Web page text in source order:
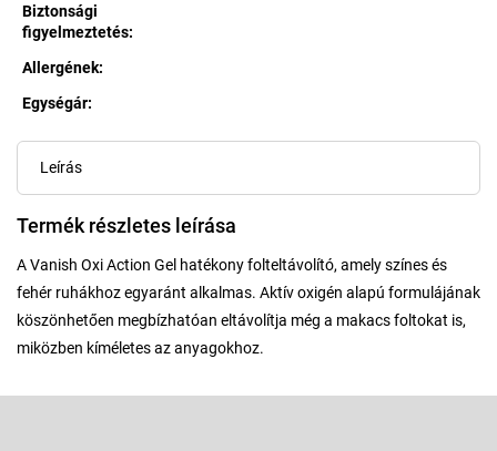
Biztonsági
figyelmeztetés:
Allergének:
Egységár:
Leírás
Termék részletes leírása
A Vanish Oxi Action Gel hatékony folteltávolító, amely színes és
fehér ruhákhoz egyaránt alkalmas. Aktív oxigén alapú formulájának
köszönhetően megbízhatóan eltávolítja még a makacs foltokat is,
miközben kíméletes az anyagokhoz.